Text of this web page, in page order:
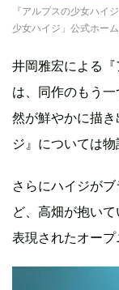
『アルプスの少女ハイ
少女ハイジ」公式ホー
井岡雅宏による
は、同作のもう
然が鮮やかに描
ジ』については
さらにハイジが
ど、高畑が抱い
表現されたオープ